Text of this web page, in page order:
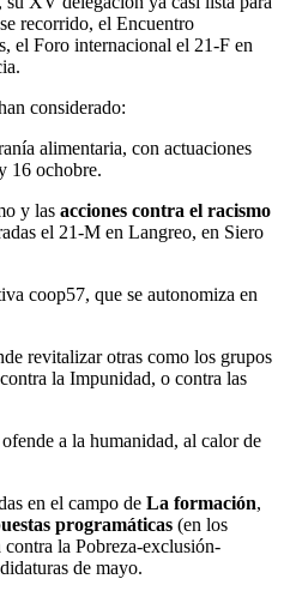
recorrido, el Encuentro
el Foro internacional el 21-F en
considerado:
alimentaria, con actuaciones
16 ochobre.
y las acciones contra el racismo
el 21-M en Langreo, en Siero
coop57, que se autonomiza en
revitalizar otras como los grupos
la Impunidad, o contra las
a la humanidad, al calor de
en el campo de La formación,
programáticas (en los
la Pobreza-exclusión-
de mayo.